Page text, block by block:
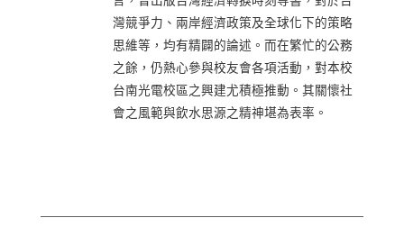
灣競爭力、兩岸經濟政策及全球化下的策略
思維等，均有精闢的論述。而在繁忙的公務
之餘，仍熱心參與校友會各項活動，對本校
台南光電校區之興建尤積極推動。其關懷社
會之風範與飲水思源之精神堪為表率。